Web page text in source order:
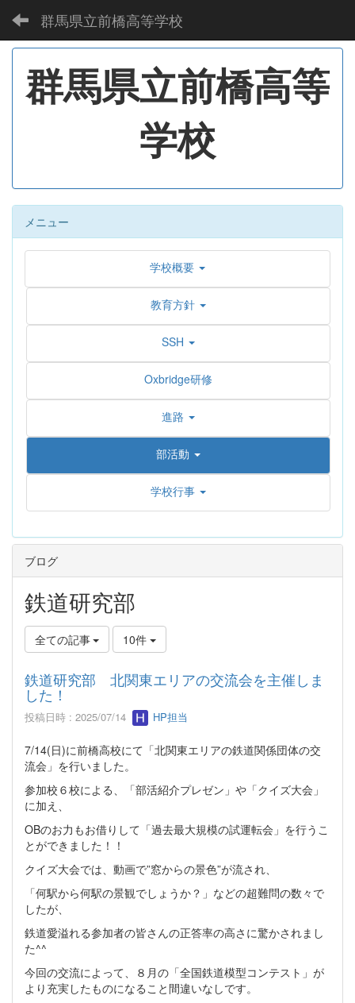
群馬県立前橋高等学校
群馬県立前橋高等
学校
メニュー
学校概要
教育方針
SSH
Oxbridge研修
進路
部活動
学校行事
ブログ
鉄道研究部
全ての記事 10件
鉄道研究部 北関東エリアの交流会を主催しま
した！
投稿日時 : 2025/07/14 HP担当
7/14(日)に前橋高校にて「北関東エリアの鉄道関係団体の交
流会」を行いました。
参加校６校による、「部活紹介プレゼン」や「クイズ大会」
に加え、
OBのお力もお借りして「過去最大規模の試運転会」を行うこ
とができました！！
クイズ大会では、動画で”窓からの景色”が流され、
「何駅から何駅の景観でしょうか？」などの超難問の数々で
したが、
鉄道愛溢れる参加者の皆さんの正答率の高さに驚かされまし
た^^
今回の交流によって、８月の「全国鉄道模型コンテスト」が
より充実したものになること間違いなしです。